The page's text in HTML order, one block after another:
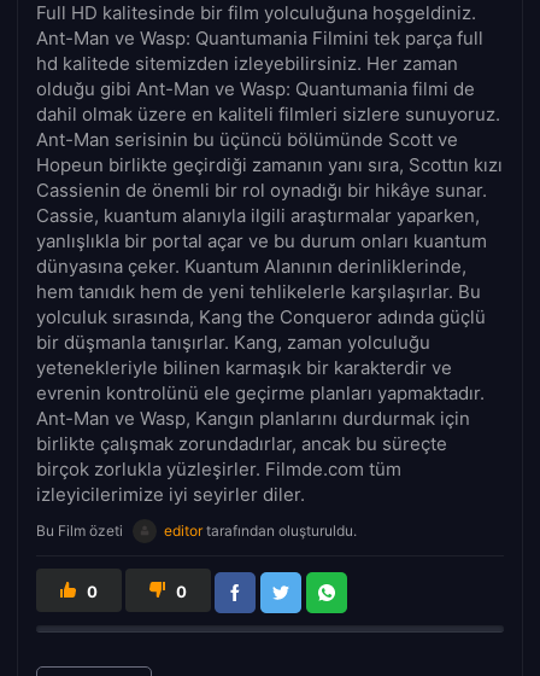
Full HD kalitesinde bir film yolculuğuna hoşgeldiniz.
Ant-Man ve Wasp: Quantumania Filmini tek parça full
hd kalitede sitemizden izleyebilirsiniz. Her zaman
olduğu gibi Ant-Man ve Wasp: Quantumania filmi de
dahil olmak üzere en kaliteli filmleri sizlere sunuyoruz.
Ant-Man serisinin bu üçüncü bölümünde Scott ve
Hopeun birlikte geçirdiği zamanın yanı sıra, Scottın kızı
Cassienin de önemli bir rol oynadığı bir hikâye sunar.
Cassie, kuantum alanıyla ilgili araştırmalar yaparken,
yanlışlıkla bir portal açar ve bu durum onları kuantum
dünyasına çeker. Kuantum Alanının derinliklerinde,
hem tanıdık hem de yeni tehlikelerle karşılaşırlar. Bu
yolculuk sırasında, Kang the Conqueror adında güçlü
bir düşmanla tanışırlar. Kang, zaman yolculuğu
yetenekleriyle bilinen karmaşık bir karakterdir ve
evrenin kontrolünü ele geçirme planları yapmaktadır.
Ant-Man ve Wasp, Kangın planlarını durdurmak için
birlikte çalışmak zorundadırlar, ancak bu süreçte
birçok zorlukla yüzleşirler. Filmde.com tüm
izleyicilerimize iyi seyirler diler.
Bu Film özeti editortarafından oluşturuldu.
0 0